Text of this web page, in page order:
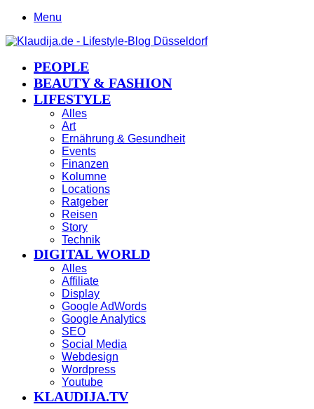
Menu
PEOPLE
BEAUTY & FASHION
LIFESTYLE
Alles
Art
Ernährung & Gesundheit
Events
Finanzen
Kolumne
Locations
Ratgeber
Reisen
Story
Technik
DIGITAL WORLD
Alles
Affiliate
Display
Google AdWords
Google Analytics
SEO
Social Media
Webdesign
Wordpress
Youtube
KLAUDIJA.TV